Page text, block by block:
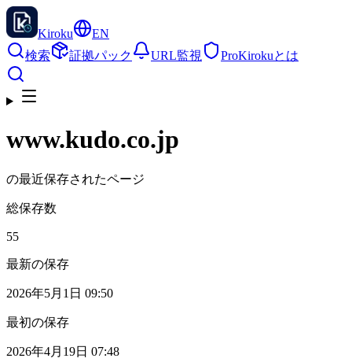
Kiroku
EN
検索
証拠パック URL監視 ProKirokuとは
www.kudo.co.jp
の最近保存されたページ
総保存数
55
最新の保存
2026年5月1日 09:50
最初の保存
2026年4月19日 07:48